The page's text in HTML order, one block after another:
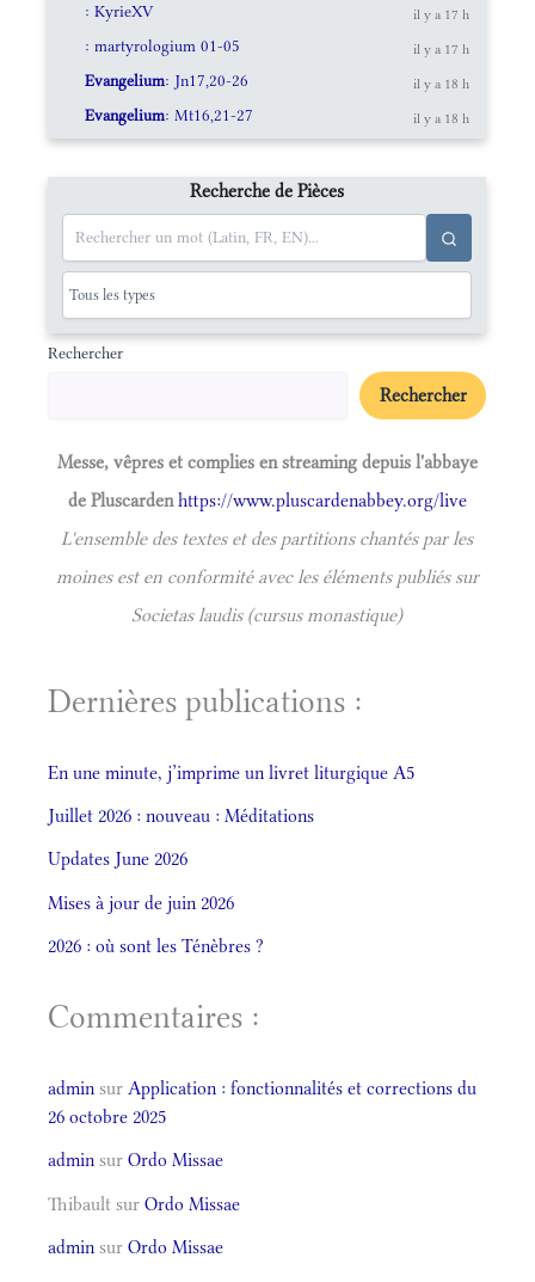
: KyrieXV il y a 17 h
: martyrologium 01-05 il y a 17 h
Evangelium: Jn17,20-26 il y a 18 h
Evangelium: Mt16,21-27 il y a 18 h
Recherche de Pièces
Rechercher
Rechercher
Messe, vêpres et complies en streaming depuis l'abbaye
de Pluscardenhttps://www.pluscardenabbey.org/live
L'ensemble des textes et des partitions chantés par les
moines est en conformité avec les éléments publiés sur
Societas laudis (cursus monastique)
Dernières publications :
En une minute, j’imprime un livret liturgique A5
Juillet 2026 : nouveau : Méditations
Updates June 2026
Mises à jour de juin 2026
2026 : où sont les Ténèbres ?
Commentaires :
admin sur Application : fonctionnalités et corrections du
26 octobre 2025
admin sur Ordo Missae
Thibault sur Ordo Missae
admin sur Ordo Missae